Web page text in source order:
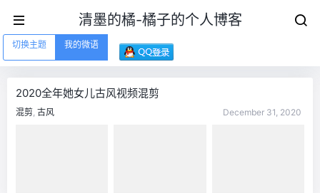
清墨的橘-橘子的个人博客
切换主题 我的微语
2020全年她女儿古风视频混剪
混剪 古风 December 31, 2020